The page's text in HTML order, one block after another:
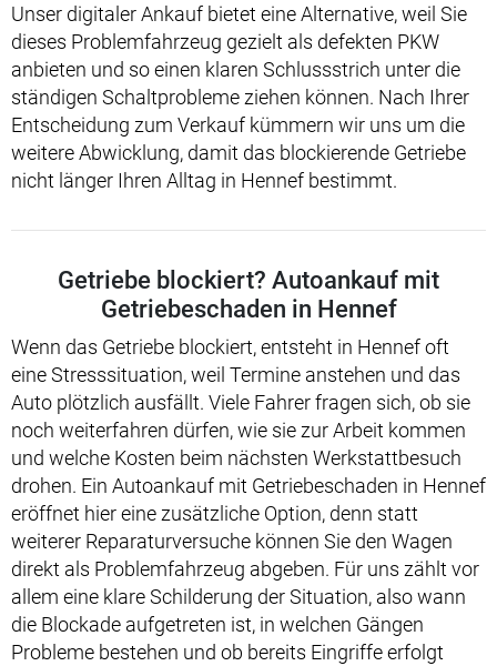
Unser digitaler Ankauf bietet eine Alternative, weil Sie
dieses Problemfahrzeug gezielt als defekten PKW
anbieten und so einen klaren Schlussstrich unter die
ständigen Schaltprobleme ziehen können. Nach Ihrer
Entscheidung zum Verkauf kümmern wir uns um die
weitere Abwicklung, damit das blockierende Getriebe
nicht länger Ihren Alltag in Hennef bestimmt.
Getriebe blockiert? Autoankauf mit
Getriebeschaden in Hennef
Wenn das Getriebe blockiert, entsteht in Hennef oft
eine Stresssituation, weil Termine anstehen und das
Auto plötzlich ausfällt. Viele Fahrer fragen sich, ob sie
noch weiterfahren dürfen, wie sie zur Arbeit kommen
und welche Kosten beim nächsten Werkstattbesuch
drohen. Ein Autoankauf mit Getriebeschaden in Hennef
eröffnet hier eine zusätzliche Option, denn statt
weiterer Reparaturversuche können Sie den Wagen
direkt als Problemfahrzeug abgeben. Für uns zählt vor
allem eine klare Schilderung der Situation, also wann
die Blockade aufgetreten ist, in welchen Gängen
Probleme bestehen und ob bereits Eingriffe erfolgt